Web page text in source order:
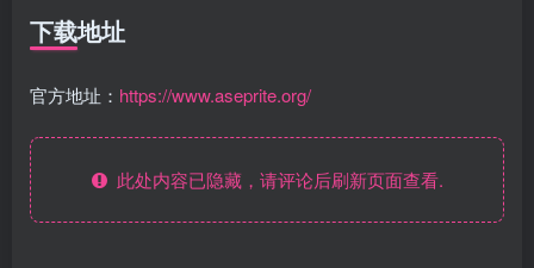
下载地址
官方地址： https://www.aseprite.org/
此处内容已隐藏，请评论后刷新页面查看.